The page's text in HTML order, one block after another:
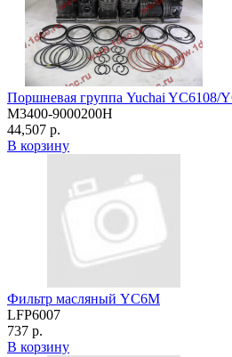
Поршневая группа Yuchai YC6108/
M3400-9000200H
44,507 р.
В корзину
Фильтр масляный YC6M
LFP6007
737 р.
В корзину